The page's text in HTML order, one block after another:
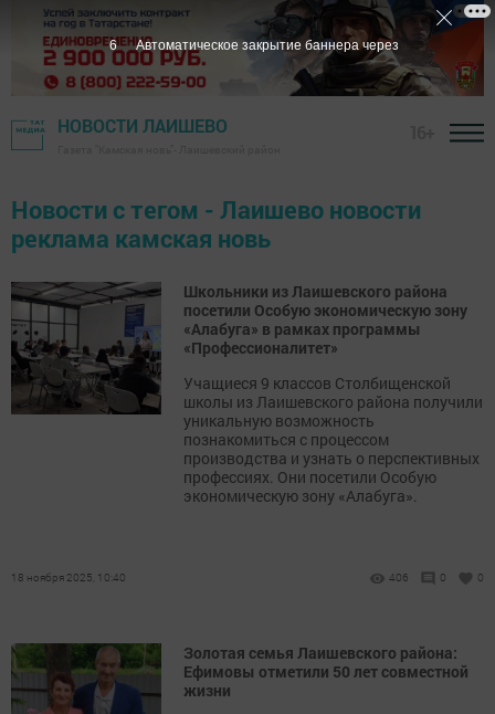
НОВОСТИ ЛАИШЕВО
Новости с тегом - Лаишево новости
реклама камская новь
Школьники из Лаишевского района
посетили Особую экономическую зону
«Алабуга» в рамках программы
«Профессионалитет»
Учащиеся 9 классов Столбищенской
школы из Лаишевского района получили
уникальную возможность
познакомиться с процессом
производства и узнать о перспективных
профессиях. Они посетили Особую
экономическую зону «Алабуга».
18 ноября 2025, 10:40 406 0 0
Золотая семья Лаишевского района:
Ефимовы отметили 50 лет совместной
жизни
5 Автоматическое закрытие баннера через